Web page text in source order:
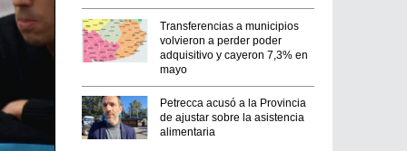
Transferencias a municipios
volvieron a perder poder
adquisitivo y cayeron 7,3% en
mayo
Petrecca acusó a la Provincia
de ajustar sobre la asistencia
alimentaria